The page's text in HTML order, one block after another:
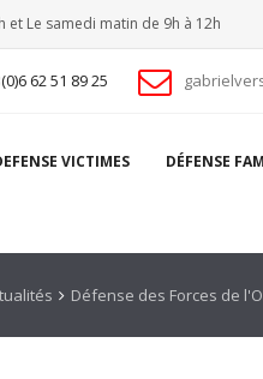
et Le samedi matin de 9h à 12h
62 51 89 25
VICTIMES DÉFENSE
Défense des Forces de